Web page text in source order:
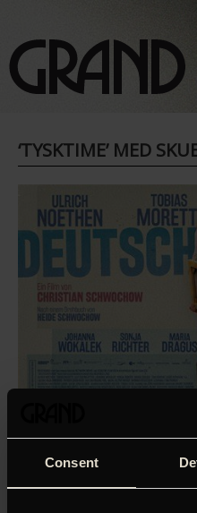
Consent
‘TYSKTIME’ MED
I anledning af Det dansk-